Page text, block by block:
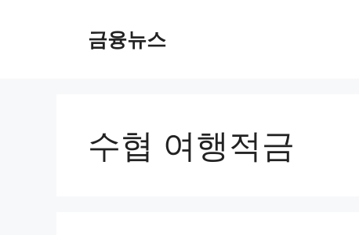
금융뉴스
수협 여행적금